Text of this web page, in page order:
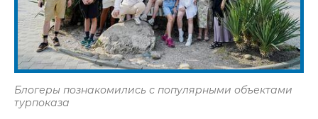
Блогеры познакомились с популярными объектами
турпоказа